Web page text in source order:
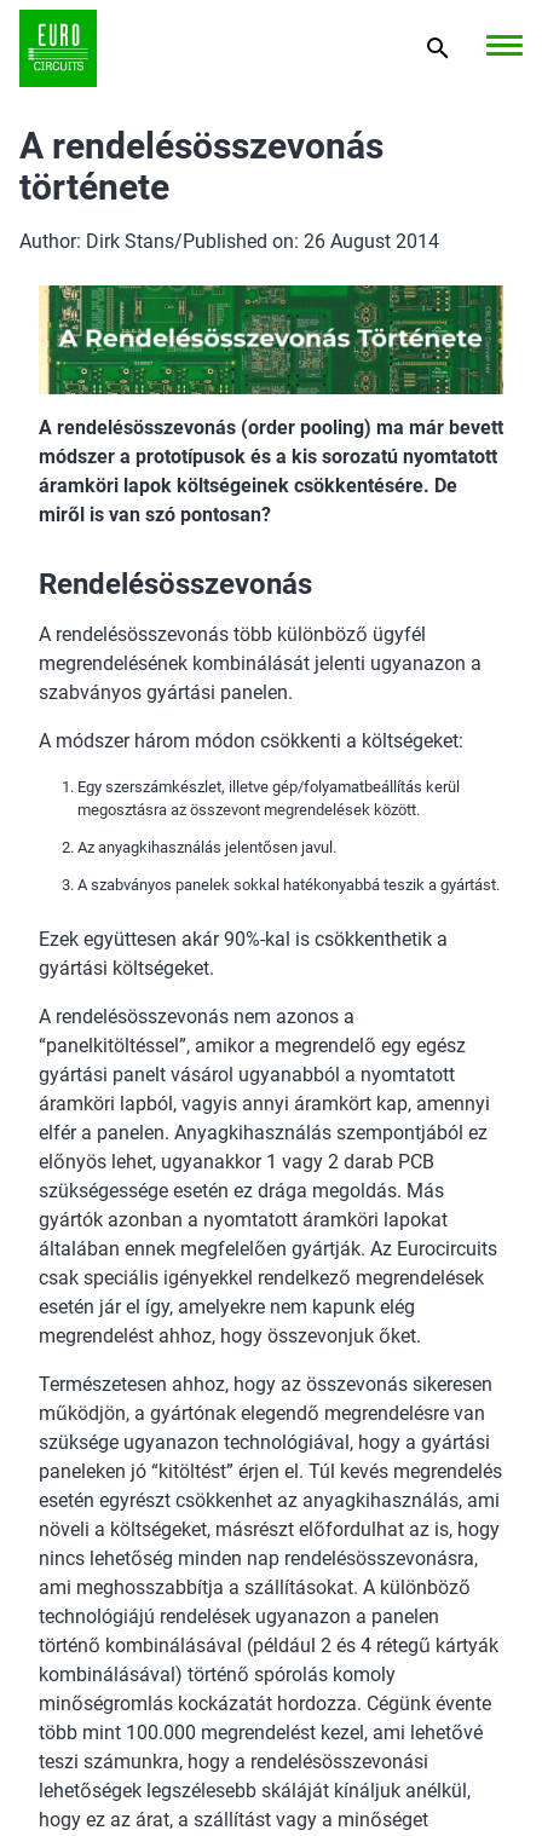
A rendelésösszevonás
története
Author: Dirk Stans/Published on: 26 August 2014
A rendelésösszevonás (order pooling) ma már bevett
módszer a prototípusok és a kis sorozatú nyomtatott
áramköri lapok költségeinek csökkentésére. De
miről is van szó pontosan?
Rendelésösszevonás
A rendelésösszevonás több különböző ügyfél
megrendelésének kombinálását jelenti ugyanazon a
szabványos gyártási panelen.
A módszer három módon csökkenti a költségeket:
Egy szerszámkészlet, illetve gép/folyamatbeállítás kerül
megosztásra az összevont megrendelések között.
Az anyagkihasználás jelentősen javul.
A szabványos panelek sokkal hatékonyabbá teszik a gyártást.
Ezek együttesen akár 90%-kal is csökkenthetik a
gyártási költségeket.
A rendelésösszevonás nem azonos a
“panelkitöltéssel”, amikor a megrendelő egy egész
gyártási panelt vásárol ugyanabból a nyomtatott
áramköri lapból, vagyis annyi áramkört kap, amennyi
elfér a panelen. Anyagkihasználás szempontjából ez
előnyös lehet, ugyanakkor 1 vagy 2 darab PCB
szükségessége esetén ez drága megoldás. Más
gyártók azonban a nyomtatott áramköri lapokat
általában ennek megfelelően gyártják. Az Eurocircuits
csak speciális igényekkel rendelkező megrendelések
esetén jár el így, amelyekre nem kapunk elég
megrendelést ahhoz, hogy összevonjuk őket.
Természetesen ahhoz, hogy az összevonás sikeresen
működjön, a gyártónak elegendő megrendelésre van
szüksége ugyanazon technológiával, hogy a gyártási
paneleken jó “kitöltést” érjen el. Túl kevés megrendelés
esetén egyrészt csökkenhet az anyagkihasználás, ami
növeli a költségeket, másrészt előfordulhat az is, hogy
nincs lehetőség minden nap rendelésösszevonásra,
ami meghosszabbítja a szállításokat. A különböző
technológiájú rendelések ugyanazon a panelen
történő kombinálásával (például 2 és 4 rétegű kártyák
kombinálásával) történő spórolás komoly
minőségromlás kockázatát hordozza. Cégünk évente
több mint 100.000 megrendelést kezel, ami lehetővé
teszi számunkra, hogy a rendelésösszevonási
lehetőségek legszélesebb skáláját kínáljuk anélkül,
hogy ez az árat, a szállítást vagy a minőséget